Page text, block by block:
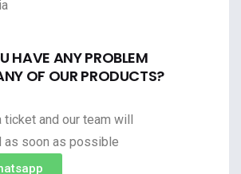
HAVE ANY PROBLEM
OF OUR PRODUCTS?
ticket and our team will
as soon as possible